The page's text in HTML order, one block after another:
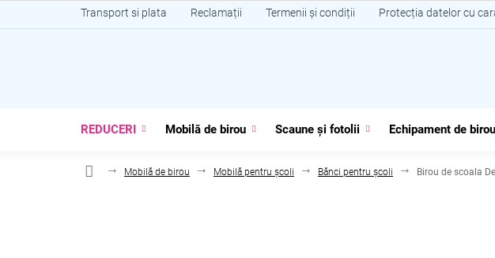
la
Transport si plata Reclamații Termenii și condiții Protecția datelor cu
REDUCERI Mobilă de birou Scaune și fotolii Echipament de birou
Mobilă de birou Mobilă pentru școli Bănci pentru școli Birou de scoala